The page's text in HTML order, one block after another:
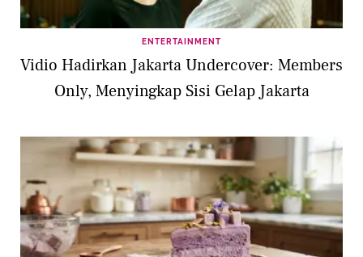
ENTERTAINMENT
Vidio Hadirkan Jakarta Undercover: Members
Only, Menyingkap Sisi Gelap Jakarta